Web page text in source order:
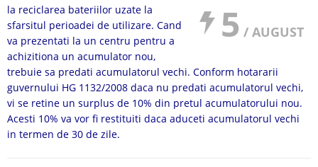
5 / AUGUST
la reciclarea bateriilor uzate la
sfarsitul perioadei de utilizare. Cand
va prezentati la un centru pentru a
achizitiona un acumulator nou,
trebuie sa predati acumulatorul vechi. Conform hotararii
guvernului HG 1132/2008 daca nu predati acumulatorul vechi,
vi se retine un surplus de 10% din pretul acumulatorului nou.
Acesti 10% va vor fi restituiti daca aduceti acumulatorul vechi
in termen de 30 de zile.